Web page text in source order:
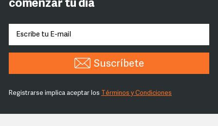
comenzar tu día
Suscríbete
Registrarse implica aceptar los Términos y Condiciones